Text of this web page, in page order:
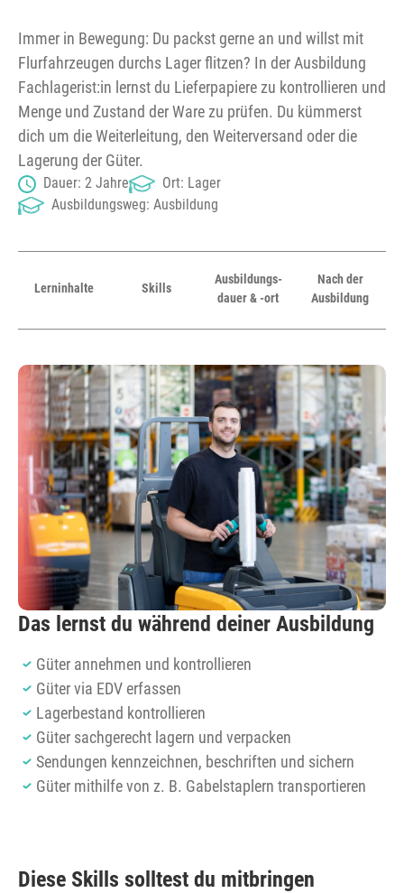
Immer in Bewegung: Du packst gerne an und willst mit
Flurfahrzeugen durchs Lager flitzen? In der Ausbildung
Fachlagerist:in lernst du Lieferpapiere zu kontrollieren und
Menge und Zustand der Ware zu prüfen. Du kümmerst
dich um die Weiterleitung, den Weiterversand oder die
Lagerung der Güter.
Dauer: 2 Jahre
Ort: Lager
Ausbildungsweg: Ausbildung
Lern­inhalte Skills
Ausbildungs­
dauer & -ort
Nach der
Ausbildung
Das lernst du während deiner Ausbildung
Güter annehmen und kontrollieren
Güter via EDV erfassen
Lagerbestand kontrollieren
Güter sachgerecht lagern und verpacken
Sendungen kennzeichnen, beschriften und sichern
Güter mithilfe von z. B. Gabelstaplern transportieren
Diese Skills solltest du mitbringen